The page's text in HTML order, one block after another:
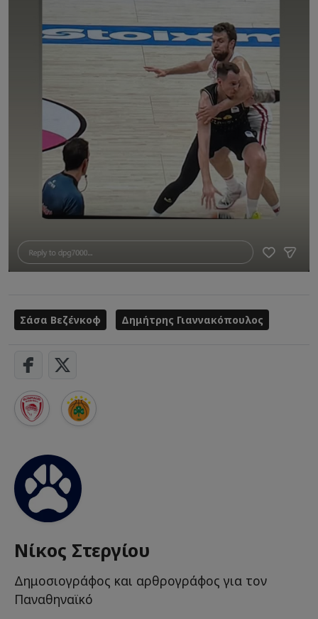
Σάσα Βεζένκοφ Δημήτρης Γιαννακόπουλος
Νίκος Στεργίου
Δημοσιογράφος και αρθρογράφος για τον
Παναθηναϊκό